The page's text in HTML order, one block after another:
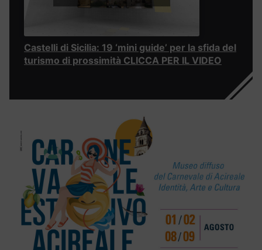
Castelli di Sicilia: 19 ‘mini guide’ per la sfida del
turismo di prossimità CLICCA PER IL VIDEO